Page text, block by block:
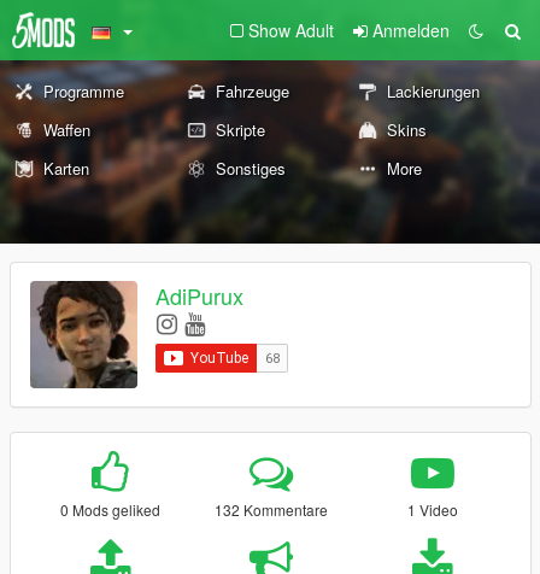
Show Adult Anmelden
Programme Fahrzeuge
Lackierungen
Waffen
Skripte
Skins
Karten
Sonstiges More
AdiPurux
0 Mods geliked 132 Kommentare 1 Video